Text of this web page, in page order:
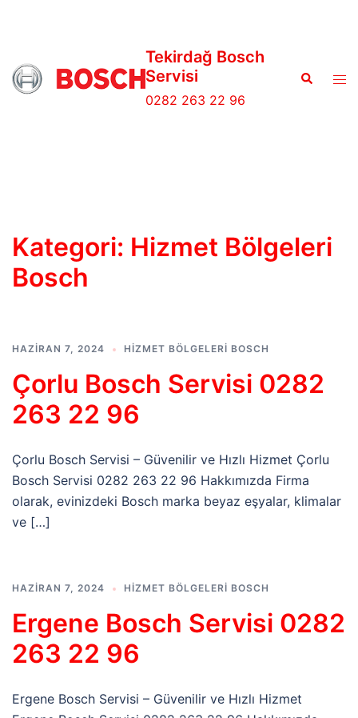
Tekirdağ Bosch
Servisi
0282 263 22 96
Search
Kategori: Hizmet Bölgeleri
Bosch
HAZIRAN 7, 2024 HIZMET BÖLGELERI BOSCH
Çorlu Bosch Servisi 0282
263 22 96
Çorlu Bosch Servisi – Güvenilir ve Hızlı Hizmet Çorlu
Bosch Servisi 0282 263 22 96 Hakkımızda Firma
olarak, evinizdeki Bosch marka beyaz eşyalar, klimalar
ve […]
HAZIRAN 7, 2024 HIZMET BÖLGELERI BOSCH
Ergene Bosch Servisi 0282
263 22 96
Ergene Bosch Servisi – Güvenilir ve Hızlı Hizmet